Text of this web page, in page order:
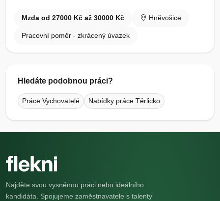
Mzda od 27000 Kč až 30000 Kč Hněvošice
Pracovní poměr - zkrácený úvazek
Hledáte podobnou práci?
Práce Vychovatelé Nabídky práce Těrlicko
Najděte svou vysněnou práci nebo ideálního
kandidáta. Spojujeme zaměstnavatele s talenty